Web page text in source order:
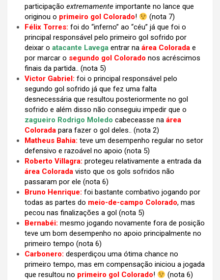
participação extremamente importante no lance que
originou o primeiro gol Colorado!
(nota 7)
Félix Torres: foi do “inferno” ao “céu” já que foi o
principal responsável pelo primeiro gol sofrido por
deixar o atacante Lavega entrar na área Colorada e
por marcar o segundo gol Colorado nos acréscimos
finais da partida.. (nota 5)
Victor Gabriel: foi o principal responsável pelo
segundo gol sofrido já que fez uma falta
desnecessária que resultou posteriormente no gol
sofrido e além disso não conseguiu impedir que o
zagueiro Rodrigo Moledo cabeceasse na área
Colorada para fazer o gol deles.. (nota 2)
Matheus Bahia: teve um desempenho regular no setor
defensivo e razoável no apoio (nota 5)
Roberto Villagra: protegeu relativamente a entrada da
área Colorada visto que os gols sofridos não
passaram por ele (nota 6)
Bruno Henrique: foi bastante combativo jogando por
todas as partes do meio-de-campo Colorado, mas
pecou nas finalizações a gol (nota 5)
Bernabéi: mesmo jogando novamente fora de posição
teve um bom desempenho no apoio principalmente no
primeiro tempo (nota 6)
Carbonero: desperdiçou uma ótima chance no
primeiro tempo, mas em compensação iniciou a jogada
que resultou no primeiro gol Colorado!
(nota 6)